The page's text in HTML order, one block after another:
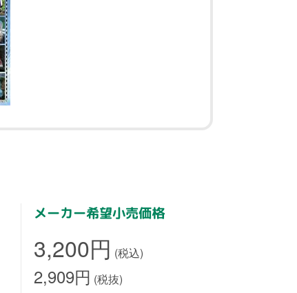
メーカー希望小売価格
3,200円 (税込)
2,909円 (税抜)